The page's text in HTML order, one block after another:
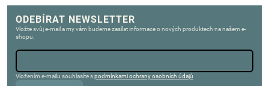
ODEBÍRAT NEWSLETTER
Vložte svůj e-mail a my vám budeme zasílat informace o nových produktech na našem e-
shopu.
Vložením e-mailu souhlasíte spodmínkami ochrany osobních údajů